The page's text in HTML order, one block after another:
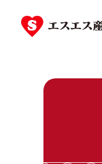
content